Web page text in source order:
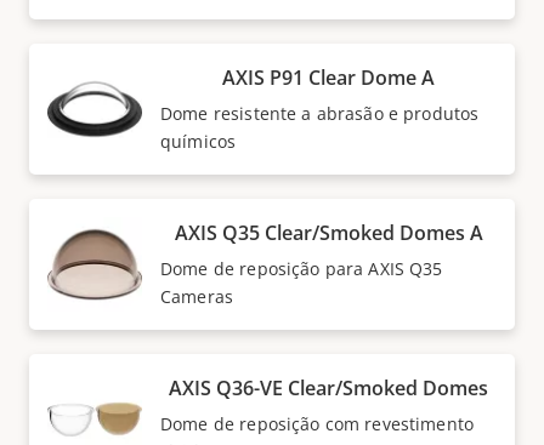
AXIS P91 Clear Dome A
Dome resistente a abrasão e produtos
químicos
AXIS Q35 Clear/Smoked Domes A
Dome de reposição para AXIS Q35
Cameras
AXIS Q36-VE Clear/Smoked Domes
Dome de reposição com revestimento